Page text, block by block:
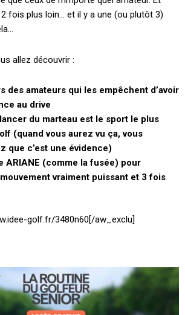
fois plus loin… et il y a une (ou plutôt 3)
allez découvrir :
des amateurs qui les empêchent d’avoir
au drive
du marteau est le sport le plus
(quand vous aurez vu ça, vous
que c’est une évidence)
ARIANE (comme la fusée) pour
vraiment puissant et 3 fois
golf.fr/3480n60[/aw_exclu]